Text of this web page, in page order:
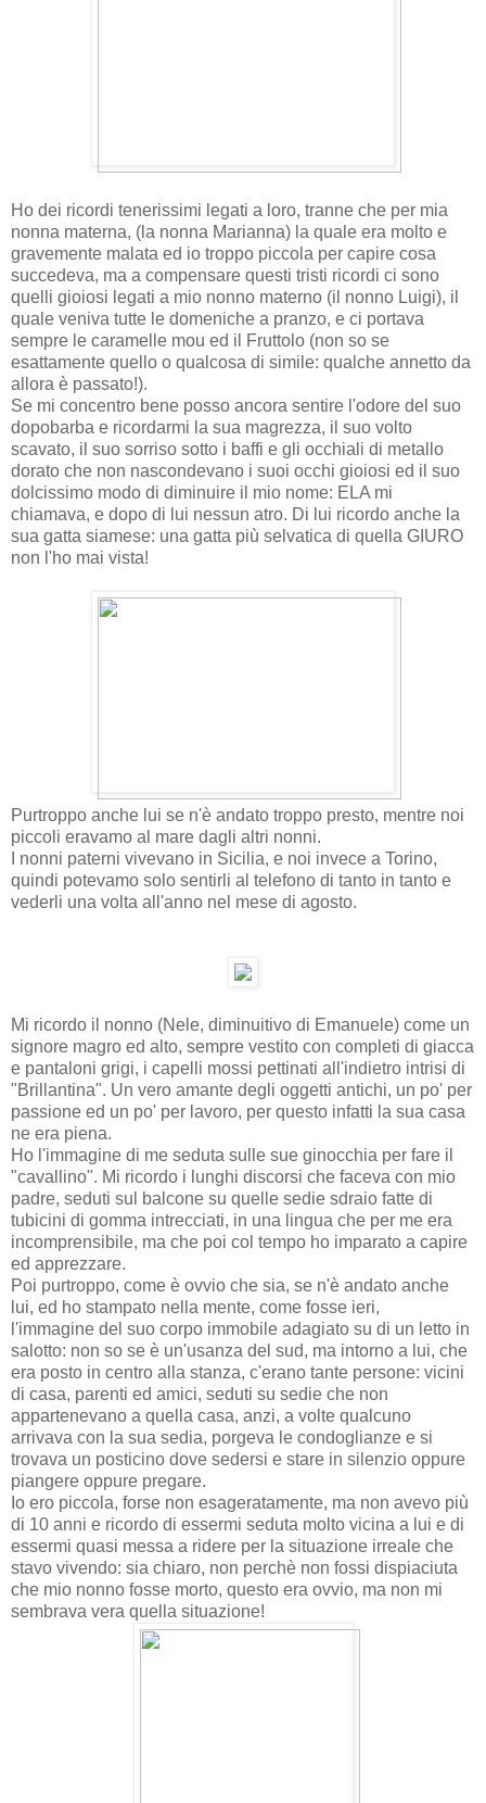
Ho dei ricordi tenerissimi legati a loro, tranne che per mia
nonna materna, (la nonna Marianna) la quale era molto e
gravemente malata ed io troppo piccola per capire cosa
succedeva, ma a compensare questi tristi ricordi ci sono
quelli gioiosi legati a mio nonno materno (il nonno Luigi), il
quale veniva tutte le domeniche a pranzo, e ci portava
sempre le caramelle mou ed il Fruttolo (non so se
esattamente quello o qualcosa di simile: qualche annetto da
allora è passato!).
Se mi concentro bene posso ancora sentire l'odore del suo
dopobarba e ricordarmi la sua magrezza, il suo volto
scavato, il suo sorriso sotto i baffi e gli occhiali di metallo
dorato che non nascondevano i suoi occhi gioiosi ed il suo
dolcissimo modo di diminuire il mio nome: ELA mi
chiamava, e dopo di lui nessun atro. Di lui ricordo anche la
sua gatta siamese: una gatta più selvatica di quella GIURO
non l'ho mai vista!
Purtroppo anche lui se n'è andato troppo presto, mentre noi
piccoli eravamo al mare dagli altri nonni.
I nonni paterni vivevano in Sicilia, e noi invece a Torino,
quindi potevamo solo sentirli al telefono di tanto in tanto e
vederli una volta all'anno nel mese di agosto.
Mi ricordo il nonno (Nele, diminuitivo di Emanuele) come un
signore magro ed alto, sempre vestito con completi di giacca
e pantaloni grigi, i capelli mossi pettinati all'indietro intrisi di
"Brillantina". Un vero amante degli oggetti antichi, un po' per
passione ed un po' per lavoro, per questo infatti la sua casa
ne era piena.
Ho l'immagine di me seduta sulle sue ginocchia per fare il
"cavallino". Mi ricordo i lunghi discorsi che faceva con mio
padre, seduti sul balcone su quelle sedie sdraio fatte di
tubicini di gomma intrecciati, in una lingua che per me era
incomprensibile, ma che poi col tempo ho imparato a capire
ed apprezzare.
Poi purtroppo, come è ovvio che sia, se n'è andato anche
lui, ed ho stampato nella mente, come fosse ieri,
l'immagine del suo corpo immobile adagiato su di un letto in
salotto: non so se è un'usanza del sud, ma intorno a lui, che
era posto in centro alla stanza, c'erano tante persone: vicini
di casa, parenti ed amici, seduti su sedie che non
appartenevano a quella casa, anzi, a volte qualcuno
arrivava con la sua sedia, porgeva le condoglianze e si
trovava un posticino dove sedersi e stare in silenzio oppure
piangere oppure pregare.
Io ero piccola, forse non esageratamente, ma non avevo più
di 10 anni e ricordo di essermi seduta molto vicina a lui e di
essermi quasi messa a ridere per la situazione irreale che
stavo vivendo: sia chiaro, non perchè non fossi dispiaciuta
che mio nonno fosse morto, questo era ovvio, ma non mi
sembrava vera quella situazione!